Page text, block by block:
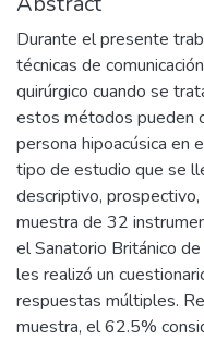
Durante el presente
técnicas de
quirúrgico cuando se
estos métodos pueden
persona hipoacúsica en
tipo de estudio que se
descriptivo, prospectivo,
muestra de 32
el Sanatorio Británico
les realizó un
respuestas múltiples.
muestra, el 62.5%